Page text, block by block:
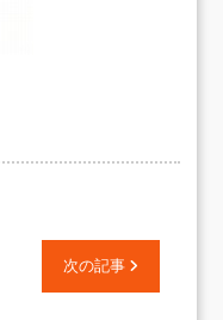
次の記事